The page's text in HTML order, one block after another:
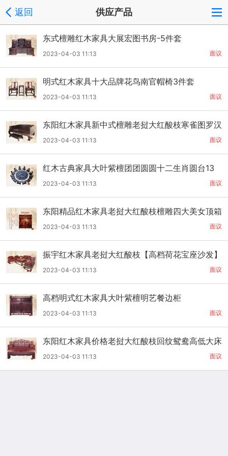
返回 供应产品
东式檀雕红木家具大展宏图书房-5件套
面议
2023-04-03 11:13
明式红木家具十大品牌花鸟南官帽椅3件套
面议
2023-04-03 11:13
东阳红木家具新中式檀雕老挝大红酸枝寒雀图罗汉
床
面议
2023-04-03 11:13
红木古典家具大叶紫檀团团圆圆十二生肖圆台13
件套
面议
2023-04-03 11:13
东阳精品红木家具老挝大红酸枝檀雕四大美女顶箱
柜
面议
2023-04-03 11:13
振宇红木家具老挝大红酸枝【高档荷花宝座沙发】
价格11件套
面议
2023-04-03 11:13
高档明式红木家具大叶紫檀明艺餐边柜
面议
2023-04-03 11:13
东阳红木家具价格老挝大红酸枝回纹鸳鸯高低大床
面议
2023-04-03 11:13